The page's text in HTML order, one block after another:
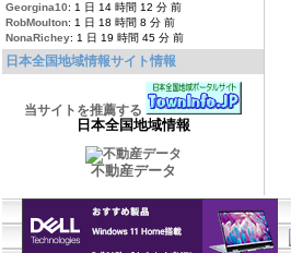
Georgina10: 1 日 14 時間 12 分 前
RobMoulton: 1 日 18 時間 8 分 前
NonaRichey: 1 日 19 時間 45 分 前
日本全国地域情報サイト情報
当サイトを推薦する
日本全国地域情報
不動産データ